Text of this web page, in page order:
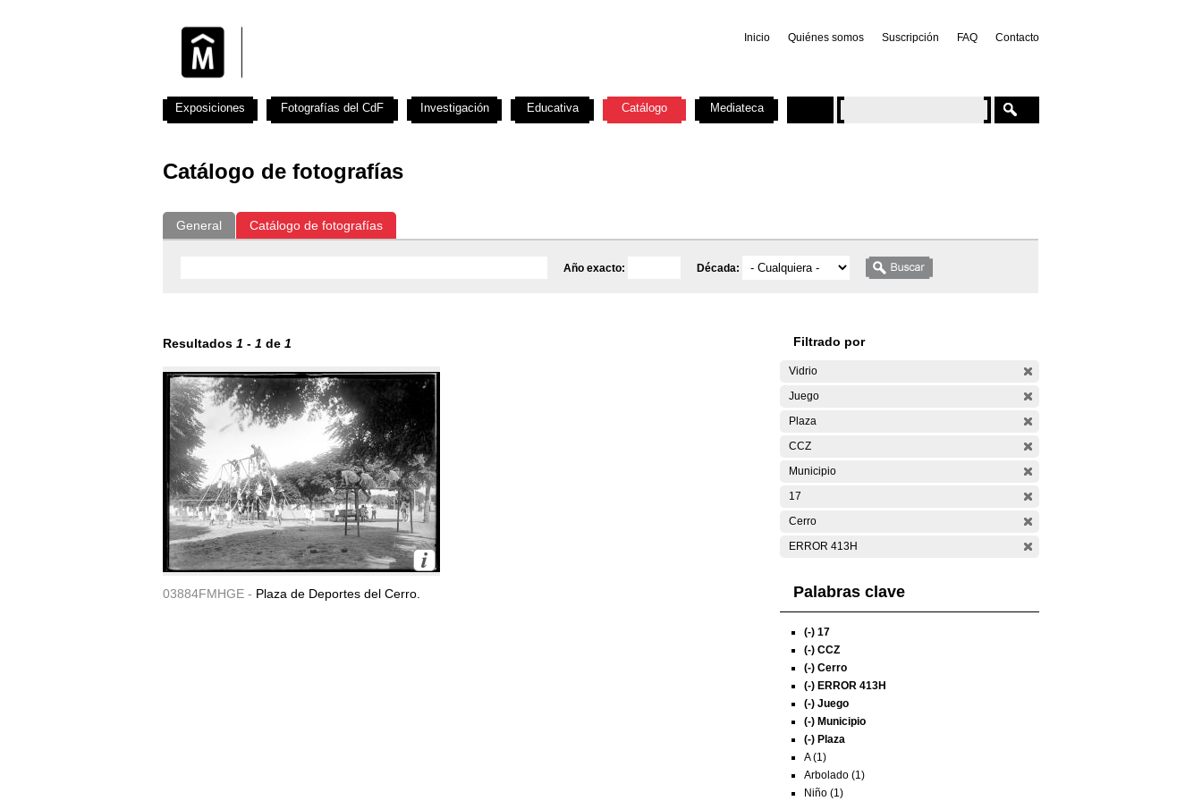
Inicio Quiénes somos Suscripción FAQ Contacto
Catálogo de fotografías
General Catálogo de fotografías
Año exacto: Década:
Resultados 1 - 1 de 1
03884FMHGE - Plaza de Deportes del Cerro.
Filtrado por
Vidrio
Juego
Plaza
CCZ
Municipio
17
Cerro
ERROR 413H
Palabras clave
(-) 17
(-) CCZ
(-) Cerro
(-) ERROR 413H
(-) Juego
(-) Municipio
(-) Plaza
A (1)
Arbolado (1)
Niño (1)
Exposiciones Fotografías del CdF Investigación Educativa Catálogo Mediateca